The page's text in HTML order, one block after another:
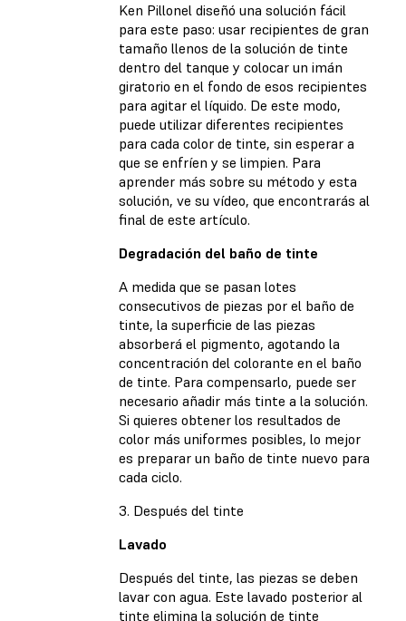
Ken Pillonel diseñó una solución fácil
para este paso: usar recipientes de gran
tamaño llenos de la solución de tinte
dentro del tanque y colocar un imán
giratorio en el fondo de esos recipientes
para agitar el líquido. De este modo,
puede utilizar diferentes recipientes
para cada color de tinte, sin esperar a
que se enfríen y se limpien. Para
aprender más sobre su método y esta
solución, ve su vídeo, que encontrarás al
final de este artículo.
Degradación del baño de tinte
A medida que se pasan lotes
consecutivos de piezas por el baño de
tinte, la superficie de las piezas
absorberá el pigmento, agotando la
concentración del colorante en el baño
de tinte. Para compensarlo, puede ser
necesario añadir más tinte a la solución.
Si quieres obtener los resultados de
color más uniformes posibles, lo mejor
es preparar un baño de tinte nuevo para
cada ciclo.
3. Después del tinte
Lavado
Después del tinte, las piezas se deben
lavar con agua. Este lavado posterior al
tinte elimina la solución de tinte